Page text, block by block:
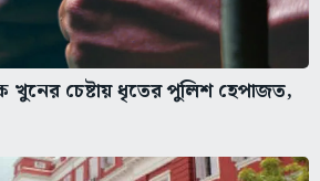
খুনের চেষ্টায় ধৃতের পুলিশ হেপাজত,